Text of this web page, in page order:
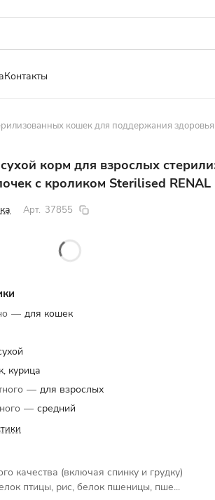
Контакты
кошек для поддержания
сухой корм для взрослых
с кроликом Sterilised RENAL
Арт. 37855
— для кошек
курица
— для взрослых
— средний
качества (включая спинку и грудку)
птицы, рис, белок пшеницы, пше...